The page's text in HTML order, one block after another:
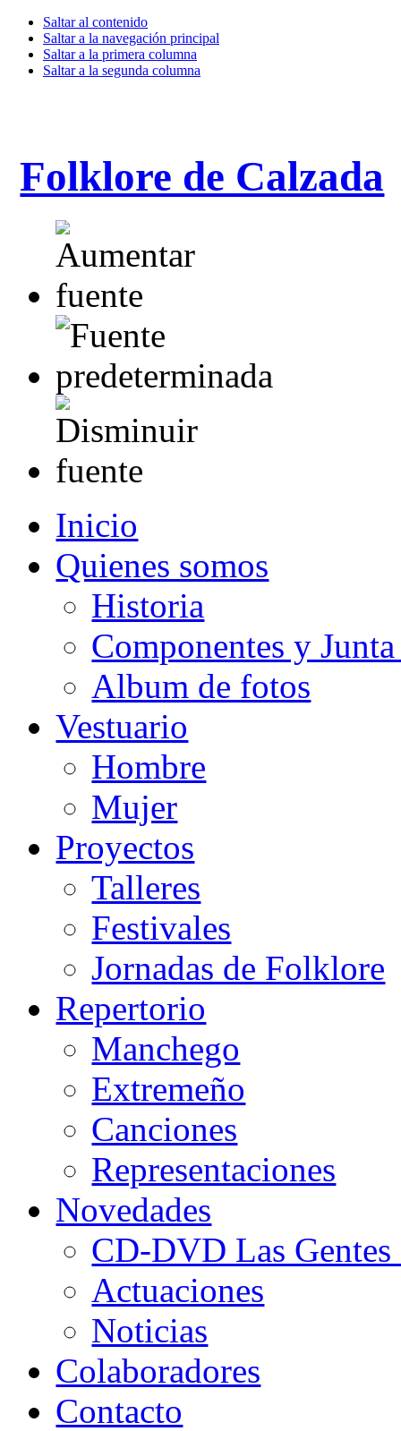
Saltar al contenido
Saltar a la navegación principal
Saltar a la primera columna
Saltar a la segunda columna
Folklore de Calzada
Inicio
Quienes somos
Historia
Componentes y
Album de fotos
Vestuario
Hombre
Mujer
Proyectos
Talleres
Festivales
Jornadas de Folklore
Repertorio
Manchego
Extremeño
Canciones
Representaciones
Novedades
CD-DVD Las Gentes
Actuaciones
Noticias
Colaboradores
Contacto